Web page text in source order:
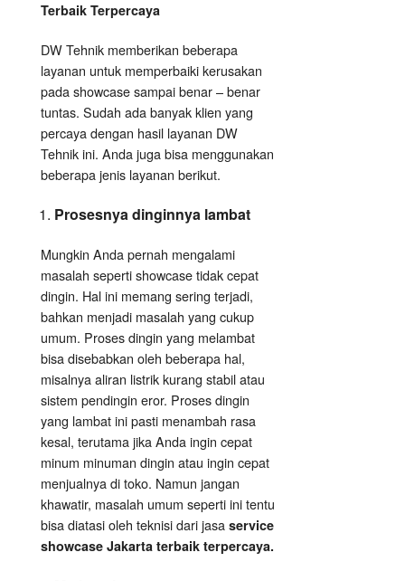
Terbaik Terpercaya
DW Tehnik memberikan beberapa
layanan untuk memperbaiki kerusakan
pada showcase sampai benar – benar
tuntas. Sudah ada banyak klien yang
percaya dengan hasil layanan DW
Tehnik ini. Anda juga bisa menggunakan
beberapa jenis layanan berikut.
Prosesnya dinginnya lambat
Mungkin Anda pernah mengalami
masalah seperti showcase tidak cepat
dingin. Hal ini memang sering terjadi,
bahkan menjadi masalah yang cukup
umum. Proses dingin yang melambat
bisa disebabkan oleh beberapa hal,
misalnya aliran listrik kurang stabil atau
sistem pendingin eror. Proses dingin
yang lambat ini pasti menambah rasa
kesal, terutama jika Anda ingin cepat
minum minuman dingin atau ingin cepat
menjualnya di toko. Namun jangan
khawatir, masalah umum seperti ini tentu
bisa diatasi oleh teknisi dari jasa service
showcase Jakarta terbaik terpercaya.